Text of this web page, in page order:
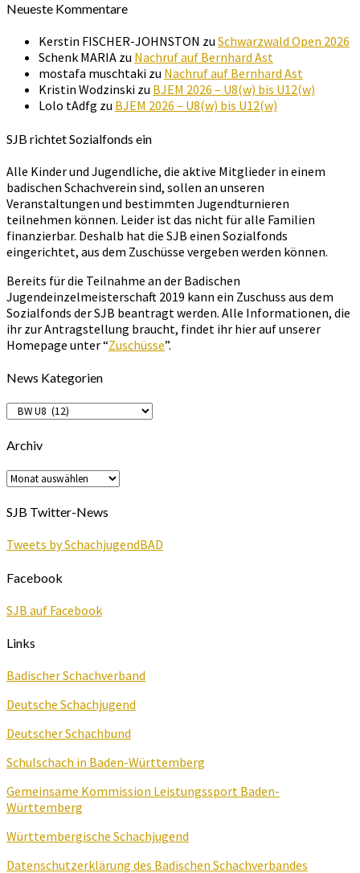
Neueste Kommentare
Kerstin FISCHER-JOHNSTON zu Schwarzwald Open 2026
Schenk MARIA zu Nachruf auf Bernhard Ast
mostafa muschtaki zu Nachruf auf Bernhard Ast
Kristin Wodzinski zu BJEM 2026 – U8(w) bis U12(w)
Lolo tAdfg zu BJEM 2026 – U8(w) bis U12(w)
SJB richtet Sozialfonds ein
Alle Kinder und Jugendliche, die aktive Mitglieder in einem
badischen Schachverein sind, sollen an unseren
Veranstaltungen und bestimmten Jugendturnieren
teilnehmen können. Leider ist das nicht für alle Familien
finanzierbar. Deshalb hat die SJB einen Sozialfonds
eingerichtet, aus dem Zuschüsse vergeben werden können.
Bereits für die Teilnahme an der Badischen
Jugendeinzelmeisterschaft 2019 kann ein Zuschuss aus dem
Sozialfonds der SJB beantragt werden. Alle Informationen, die
ihr zur Antragstellung braucht, findet ihr hier auf unserer
Homepage unter “Zuschüsse”.
News Kategorien
News
Archiv
Archiv
SJB Twitter-News
Tweets by SchachjugendBAD
Facebook
SJB auf Facebook
Links
Badischer Schachverband
Deutsche Schachjugend
Deutscher Schachbund
Schulschach in Baden-Württemberg
Gemeinsame Kommission Leistungssport Baden-
Württemberg
Württembergische Schachjugend
Datenschutzerklärung des Badischen Schachverbandes